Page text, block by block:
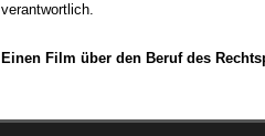
verantwortlich.
Einen Film über den Beruf des